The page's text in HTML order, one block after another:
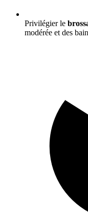
Privilégier le
modérée et des